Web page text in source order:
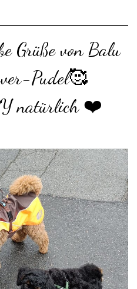
Grüße von Balu
Pudel🥰
natürlich ❤️